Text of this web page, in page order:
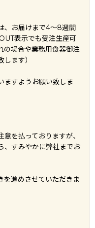
、お届けまで4～8週間
表示でも受注生産可
の場合や業務用食器御注
ます）
ますようお願い致しま
を払っておりますが、
、すみやかに弊社までお
を進めさせていただきま